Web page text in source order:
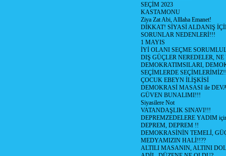
SEÇİM 2023
KASTAMONU
Ziya Zat Abi, Alllaha Emanet!
DİKKAT! SİYASİ ALDANIŞ
SORUNLAR NEDENLERİ!!!
1 MAYIS
İYİ OLANI SEÇME
DIŞ GÜÇLER NEREDELER,
DEMOKRATIMSILARI,
SEÇİMLERDE
ÇOCUK EBEYN İLİŞKİSİ
DEMOKRASİ MASASI ile
GÜVEN BUNALIMI!!!
Siyasilere Not
VATANDAŞLIK SINAVI!!!
DEPREMZEDELERE YADIM
DEPREM, DEPREM !!
DEMOKRASİNİN TEMELİ,
MEDYAMIZIN HALİ!!??
ALTILI MASANIN, ALTINI